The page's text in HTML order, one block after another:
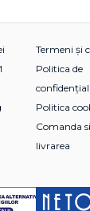
Termeni și
Politica de
Politica
Comanda si
livrarea